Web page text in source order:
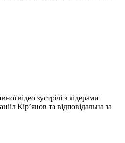
відео зустрічі з лідерами
Кір’янов та відповідальна за